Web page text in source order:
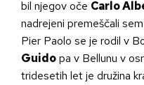
bil njegov oče Carlo
nadrejeni premeščali
Pier Paolo se je rodil v
Guidopa v Bellunu v
tridesetih let je družina